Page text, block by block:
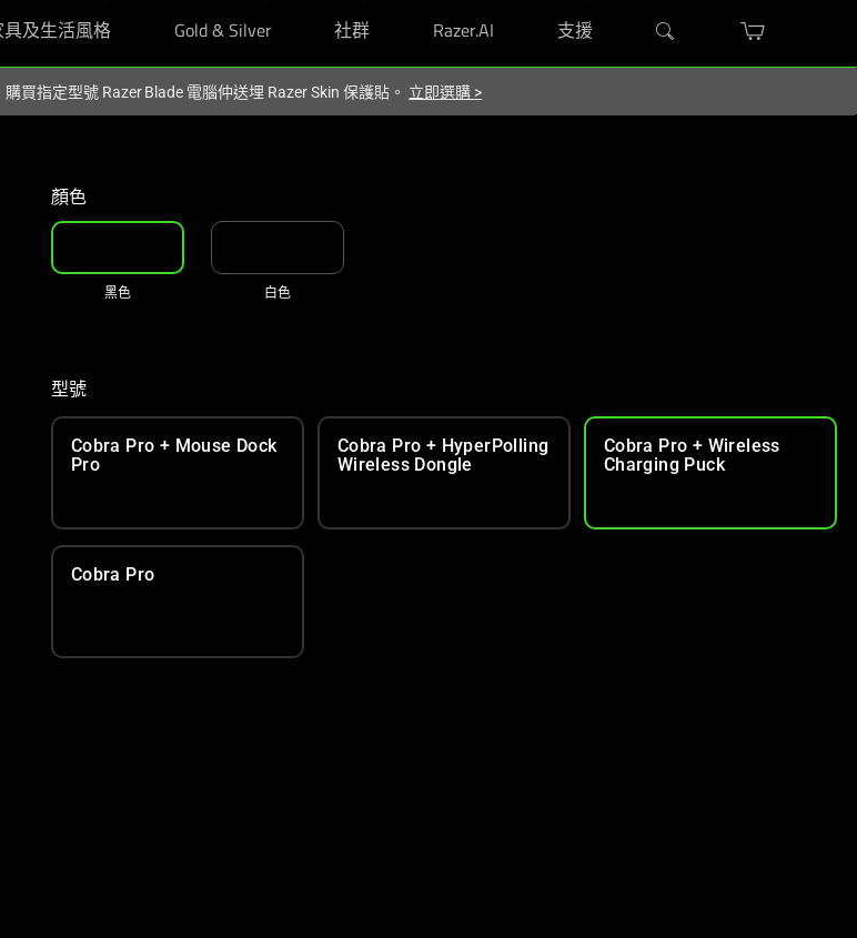
具及生活風格 Gold & Silver 社群 Razer.AI 支援
買指定型號 Razer Blade 電腦仲送埋 Razer Skin 保護貼。 立即選購 >
顏色
黑色 白色
型號
Cobra Pro + Mouse Dock
Pro
Cobra Pro + HyperPolling
Wireless Dongle
Cobra Pro + Wireless
Charging Puck
Cobra Pro